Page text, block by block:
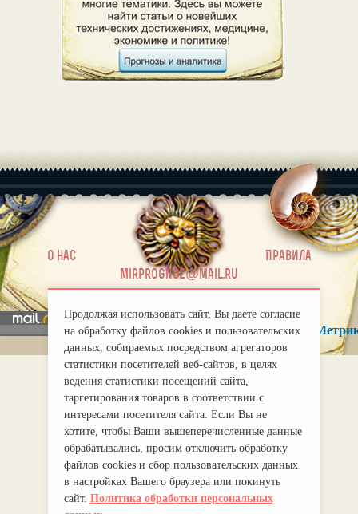
О нас |
Правила
mirprognoz@mail.ru
Продолжая использовать сайт, Вы даете согласие
на обработку файлов cookies и пользовательских
данных, собираемых посредством агрегаторов
статистики посетителей веб-сайтов, в целях
ведения статистики посещений сайта,
таргетирования товаров в соответствии с
интересами посетителя сайта. Если Вы не
хотите, чтобы Ваши вышеперечисленные данные
обрабатывались, просим отключить обработку
файлов cookies и сбор пользовательских данных
в настройках Вашего браузера или покинуть
сайт. Политика обработки персональных